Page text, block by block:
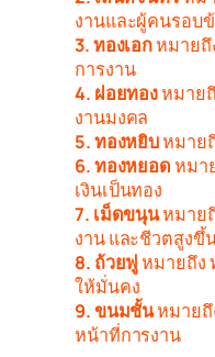
งานและผู้คนรอบ
3. ทองเอกหมายถึ
การงาน
4. ฝอยทองหมาย
งานมงคล
5. ทองหยิบหมาย
6. ทองหยอดหมา
เงินเป็นทอง
7. เม็ดขนุนหมาย
งาน และชีวตสูงขึ้
8. ถ้วยฟูหมายถึง
ให้มั่นคง
9. ขนมชั้นหมายถึ
หน้าที่การงาน